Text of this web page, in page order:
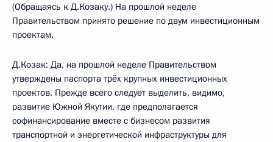
(Обращаясь к Д.Козаку.) На прошлой неделе
Правительством принято решение по двум инвестиционным
проектам.
Д.Козак: Да, на прошлой неделе Правительством
утверждены паспорта трёх крупных инвестиционных
проектов. Прежде всего следует выделить, видимо,
развитие Южной Якутии, где предполагается
софинансирование вместе с бизнесом развития
транспортной и энергетической инфраструктуры для